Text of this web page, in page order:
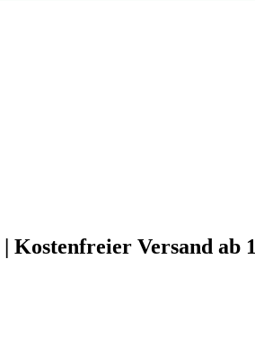
| Kostenfreier Versand ab